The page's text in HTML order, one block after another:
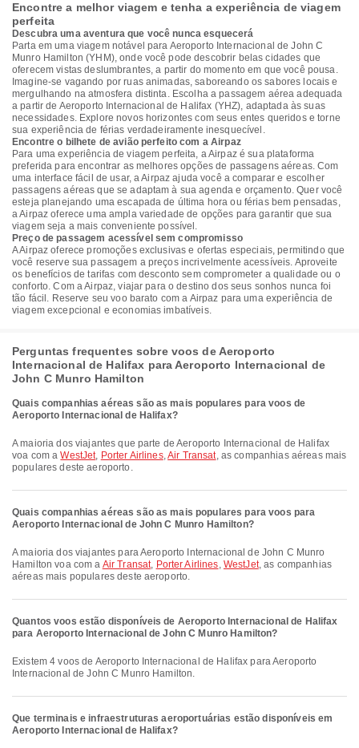
Encontre a melhor viagem e tenha a experiência de viagem
perfeita
Descubra uma aventura que você nunca esquecerá
Parta em uma viagem notável para Aeroporto Internacional de John C
Munro Hamilton (YHM), onde você pode descobrir belas cidades que
oferecem vistas deslumbrantes, a partir do momento em que você pousa.
Imagine-se vagando por ruas animadas, saboreando os sabores locais e
mergulhando na atmosfera distinta. Escolha a passagem aérea adequada
a partir de Aeroporto Internacional de Halifax (YHZ), adaptada às suas
necessidades. Explore novos horizontes com seus entes queridos e torne
sua experiência de férias verdadeiramente inesquecível.
Encontre o bilhete de avião perfeito com a Airpaz
Para uma experiência de viagem perfeita, a Airpaz é sua plataforma
preferida para encontrar as melhores opções de passagens aéreas. Com
uma interface fácil de usar, a Airpaz ajuda você a comparar e escolher
passagens aéreas que se adaptam à sua agenda e orçamento. Quer você
esteja planejando uma escapada de última hora ou férias bem pensadas,
a Airpaz oferece uma ampla variedade de opções para garantir que sua
viagem seja a mais conveniente possível.
Preço de passagem acessível sem compromisso
A Airpaz oferece promoções exclusivas e ofertas especiais, permitindo que
você reserve sua passagem a preços incrivelmente acessíveis. Aproveite
os benefícios de tarifas com desconto sem comprometer a qualidade ou o
conforto. Com a Airpaz, viajar para o destino dos seus sonhos nunca foi
tão fácil. Reserve seu voo barato com a Airpaz para uma experiência de
viagem excepcional e economias imbatíveis.
Perguntas frequentes sobre voos de Aeroporto
Internacional de Halifax para Aeroporto Internacional de
John C Munro Hamilton
Quais companhias aéreas são as mais populares para voos de
Aeroporto Internacional de Halifax?
A maioria dos viajantes que parte de Aeroporto Internacional de Halifax
voa com aWestJet, Porter Airlines,Air Transat, as companhias aéreas mais
populares deste aeroporto.
Quais companhias aéreas são as mais populares para voos para
Aeroporto Internacional de John C Munro Hamilton?
A maioria dos viajantes para Aeroporto Internacional de John C Munro
Hamilton voa com a Air Transat, Porter Airlines, WestJet, as companhias
aéreas mais populares deste aeroporto.
Quantos voos estão disponíveis de Aeroporto Internacional de Halifax
para Aeroporto Internacional de John C Munro Hamilton?
Existem 4 voos de Aeroporto Internacional de Halifax para Aeroporto
Internacional de John C Munro Hamilton.
Que terminais e infraestruturas aeroportuárias estão disponíveis em
Aeroporto Internacional de Halifax?